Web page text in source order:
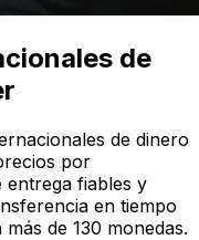
de
de dinero
por
entrega fiables y
en tiempo
de 130 monedas.